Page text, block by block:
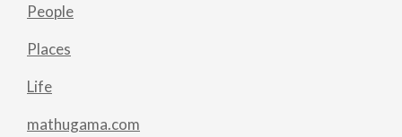
People
Places
Life
mathugama.com